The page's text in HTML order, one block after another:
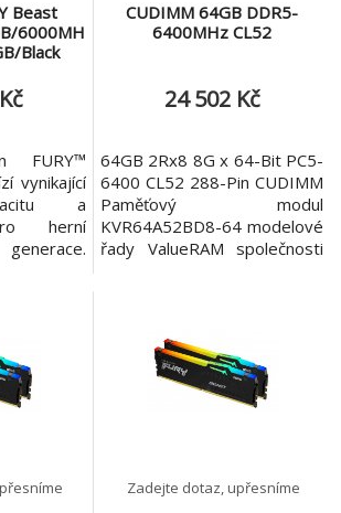
Beast
6000MH
Black
FURY™
vynikající
a
herní
a dvěma
pro
Kingston
nabízí
CUDIMM 64GB DDR5-
6400MHz CL52
24 502 Kč
64GB 2Rx8 8G x 64-Bit PC5-
6400 CL52 288-Pin CUDIMM
Paměťový modul
KVR64A52BD8-64 modelové
řady ValueRAM společnosti
jednom taktovacím ovladači
(CKD) DDR5-6400 CL52
taktovaných bez vyrovnávací
paměti (CUDIMM), 1Rx16.
Zadejte dotaz, upřesníme